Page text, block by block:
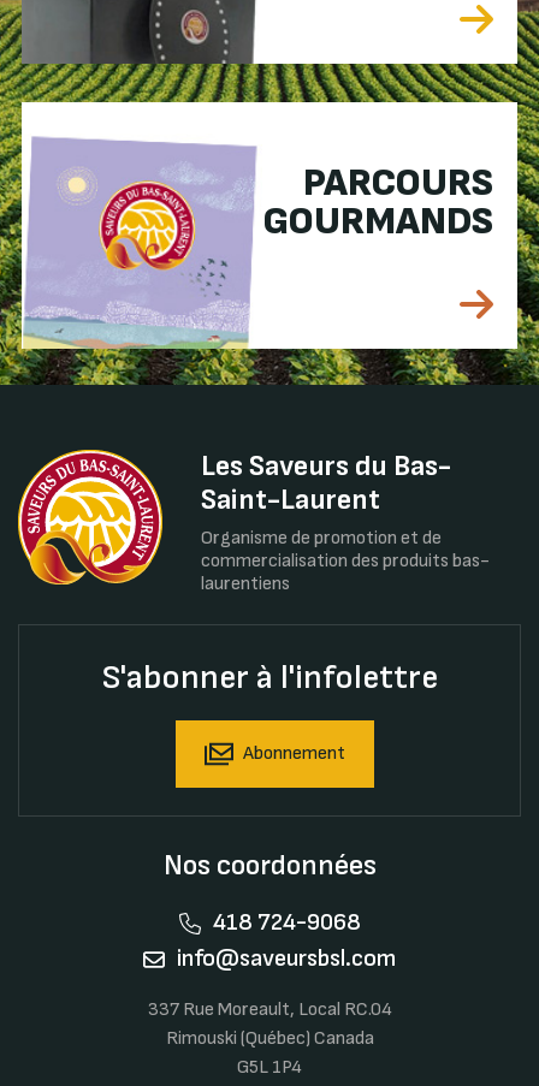
PARCOURS
GOURMANDS
Les Saveurs du Bas-
Saint-Laurent
Organisme de promotion et de
commercialisation des produits bas-
laurentiens
S'abonner à l'infolettre
Abonnement
Nos coordonnées
418 724-9068
info@saveursbsl.com
337 Rue Moreault, Local RC.04
Rimouski (Québec) Canada
G5L 1P4